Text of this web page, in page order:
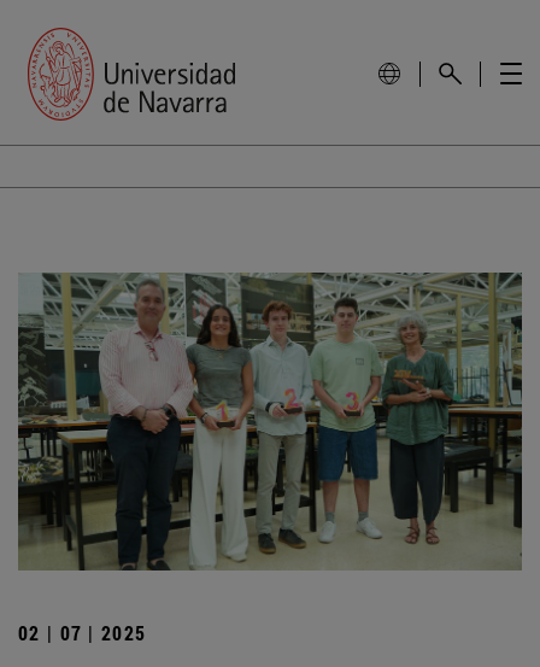
02 | 07 | 2025